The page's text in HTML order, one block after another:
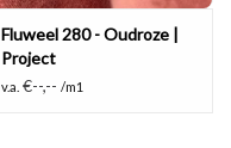
Fluweel 280 - Oudroze |
Project
v.a. €--,-- /m1